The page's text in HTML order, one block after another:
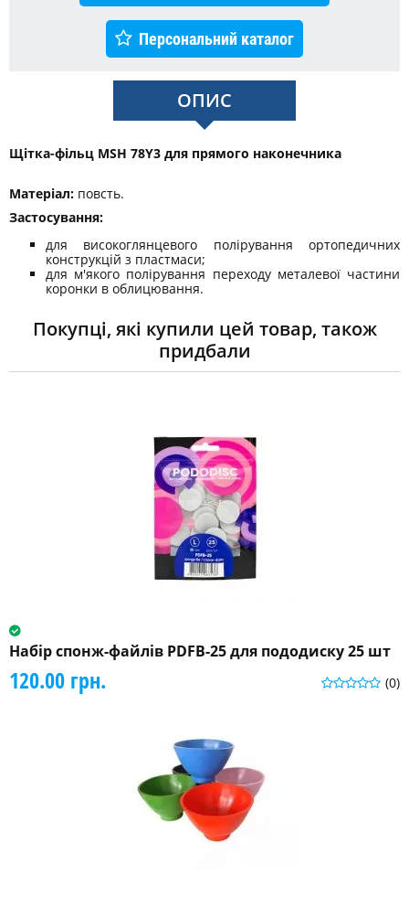
Персональний каталог
ОПИС
Щітка-фільц MSH 78Y3 для прямого наконечника
Матеріал: повсть.
Застосування:
для високоглянцевого полірування ортопедичних
конструкцій з пластмаси;
для м'якого полірування переходу металевої частини
коронки в облицювання.
Покупці, які купили цей товар, також
придбали
Набір спонж-файлів PDFB-25 для пододиску 25 шт
(0)
120.00 грн.